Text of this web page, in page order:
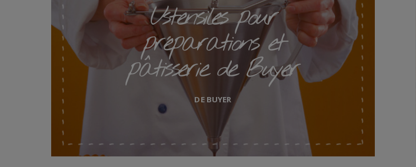
Ustensiles pour
préparations et
pâtisserie de Buyer
DE BUYER